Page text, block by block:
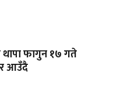
थापा फागुन १७ गते
आउँदै